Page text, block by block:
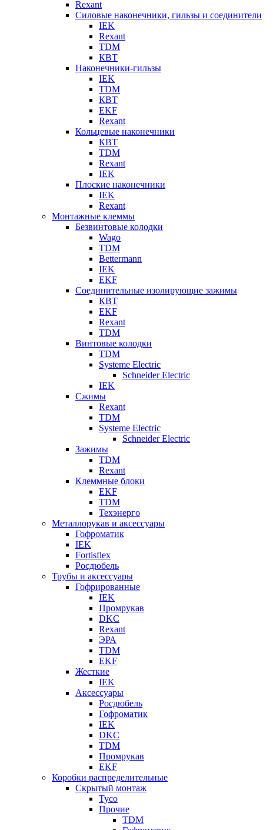
Rexant
Силовые наконечники, гильзы и соединители
IEK
Rexant
TDM
КВТ
Наконечники-гильзы
IEK
TDM
КВТ
EKF
Rexant
Кольцевые наконечники
КВТ
TDM
Rexant
IEK
Плоские наконечники
IEK
Rexant
Монтажные клеммы
Безвинтовые колодки
Wago
TDM
Bettermann
IEK
EKF
Соединительные изолирующие зажимы
КВТ
EKF
Rexant
TDM
Винтовые колодки
TDM
Systeme Electric
Schneider Electric
IEK
Сжимы
Rexant
TDM
Systeme Electric
Schneider Electric
Зажимы
TDM
Rexant
Клеммные блоки
EKF
TDM
Техэнерго
Металлорукав и аксессуары
Гофроматик
IEK
Fortisflex
Росдюбель
Трубы и аксессуары
Гофрированные
IEK
Промрукав
DKC
Rexant
ЭРА
TDM
EKF
Жесткие
IEK
Аксессуары
Росдюбель
Гофроматик
IEK
DKC
TDM
Промрукав
EKF
Коробки распределительные
Скрытый монтаж
Tyco
Прочие
TDM